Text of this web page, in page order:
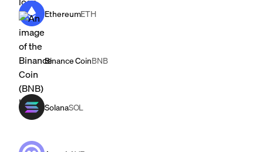
EthereumETH
Binance CoinBNB
SolanaSOL